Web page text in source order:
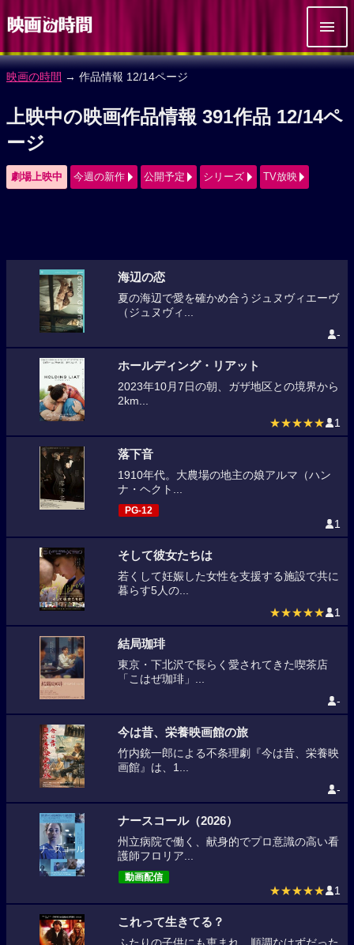
映画の時間 → 作品情報 12/14ページ
上映中の映画作品情報 391作品 12/14ペ
ージ
劇場上映中 今週の新作 公開予定 シリーズ TV放映
海辺の恋
夏の海辺で愛を確かめ合うジュヌヴィエーヴ
（ジュヌヴィ...
-
ホールディング・リアット
2023年10月7日の朝、ガザ地区との境界から
2km...
★★★★★ 1
落下音
1910年代。大農場の地主の娘アルマ（ハン
ナ・ヘクト...
PG-12
1
そして彼女たちは
若くして妊娠した女性を支援する施設で共に
暮らす5人の...
★★★★★ 1
結局珈琲
東京・下北沢で長らく愛されてきた喫茶店
「こはぜ珈琲」...
-
今は昔、栄養映画館の旅
竹内銃一郎による不条理劇『今は昔、栄養映
画館』は、1...
-
ナースコール（2026）
州立病院で働く、献身的でプロ意識の高い看
護師フロリア...
動画配信
★★★★★ 1
これって生きてる？